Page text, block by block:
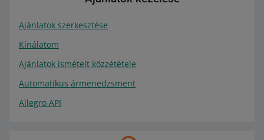
Ajánlatok szerkesztése
Kínálatom
Ajánlatok ismételt közzététele
Automatikus ármenedzsment
Allegro API